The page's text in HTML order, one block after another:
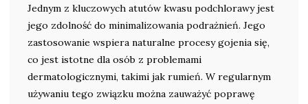
Jednym z kluczowych atutów kwasu podchlorawy jest
jego zdolność do minimalizowania podrażnień. Jego
zastosowanie wspiera naturalne procesy gojenia się,
co jest istotne dla osób z problemami
dermatologicznymi, takimi jak rumień. W regularnym
używaniu tego związku można zauważyć poprawę